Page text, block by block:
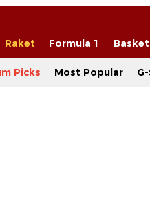
Raket Formula 1 Basket
Picks Most Popular